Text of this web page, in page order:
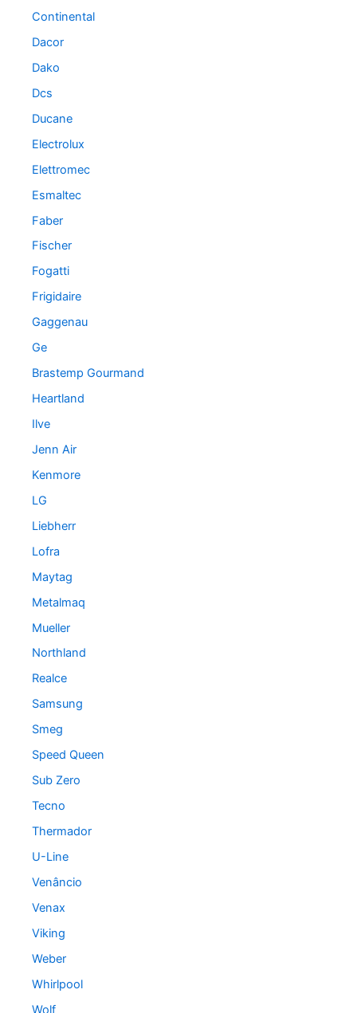
Continental
Dacor
Dako
Dcs
Ducane
Electrolux
Elettromec
Esmaltec
Faber
Fischer
Fogatti
Frigidaire
Gaggenau
Ge
Brastemp Gourmand
Heartland
Ilve
Jenn Air
Kenmore
LG
Liebherr
Lofra
Maytag
Metalmaq
Mueller
Northland
Realce
Samsung
Smeg
Speed Queen
Sub Zero
Tecno
Thermador
U-Line
Venâncio
Venax
Viking
Weber
Whirlpool
Wolf